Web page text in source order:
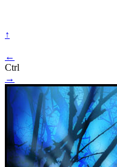
↑
←
Ctrl
→